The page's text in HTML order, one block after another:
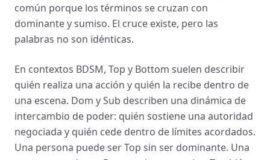
común porque los términos se cruzan con
dominante y sumiso. El cruce existe, pero las
palabras no son idénticas.
En contextos BDSM, Top y Bottom suelen describir
quién realiza una acción y quién la recibe dentro de
una escena. Dom y Sub describen una dinámica de
intercambio de poder: quién sostiene una autoridad
negociada y quién cede dentro de límites acordados.
Una persona puede ser Top sin ser dominante. Una